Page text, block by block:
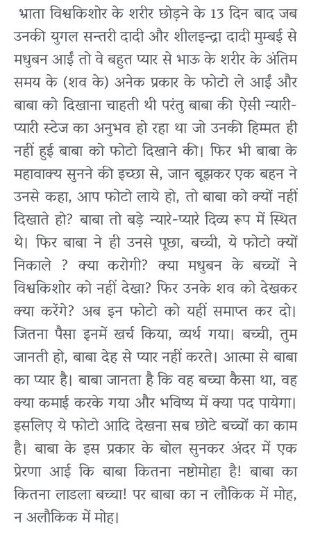
भ्राता विश्वकिशोर के शरीर छोड़ने के 13 दिन बाद जब
उनकी युगल सन्तरी दादी और शीलइन्द्रा दादी मुम्बई से
मधुबन आईं तो वे बहुत प्यार से भाऊ के शरीर के अंतिम
समय के (शव के) अनेक प्रकार के फोटो ले आईं और
बाबा को दिखाना चाहती थी परंतु बाबा की ऐसी न्यारी-
प्यारी स्टेज का अनुभव हो रहा था जो उनकी हिम्मत ही
नहीं हुई बाबा को फोटो दिखाने की। फिर भी बाबा के
महावाक्य सुनने की इच्छा से, जान बूझकर एक बहन ने
उनसे कहा, आप फोटो लाये हो, तो बाबा को क्यों नहीं
दिखाते हो? बाबा तो बड़े न्यारे-प्यारे दिव्य रूप में स्थित
थे। फिर बाबा ने ही उनसे पूछा, बच्ची, ये फोटो क्यों
निकाले ? क्या करोगी? क्या मधुबन के बच्चों ने
विश्वकिशोर को नहीं देखा? फिर उनके शव को देखकर
क्या करेंगे? अब इन फोटो को यहीं समाप्त कर दो।
जितना पैसा इनमें खर्च किया, व्यर्थ गया। बच्ची, तुम
जानती हो, बाबा देह से प्यार नहीं करते। आत्मा से बाबा
का प्यार है। बाबा जानता है कि वह बच्चा कैसा था, वह
क्या कमाई करके गया और भविष्य में क्या पद पायेगा।
इसलिए ये फोटो आदि देखना सब छोटे बच्चों का काम
है। बाबा के इस प्रकार के बोल सुनकर अंदर में एक
प्रेरणा आई कि बाबा कितना नष्टोमोहा है! बाबा का
कितना लाडला बच्चा! पर बाबा का न लौकिक में मोह,
न अलौकिक में मोह।